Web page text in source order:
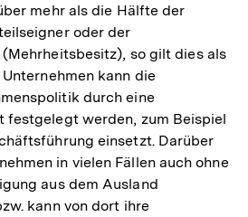
mehr als die Hälfte der
oder der
so gilt dies als
kann die
durch eine
festgelegt werden, zum Beispiel
einsetzt. Darüber
in vielen Fällen auch ohne
aus dem Ausland
kann von dort ihre